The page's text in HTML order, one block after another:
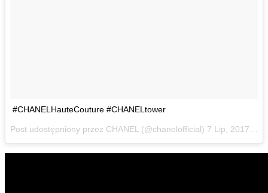
#CHANELHauteCouture #CHANELtower
Post udostępniony przez CHANEL (@chanelofficial) 7 Lip, 2017 o 9:11 PDT